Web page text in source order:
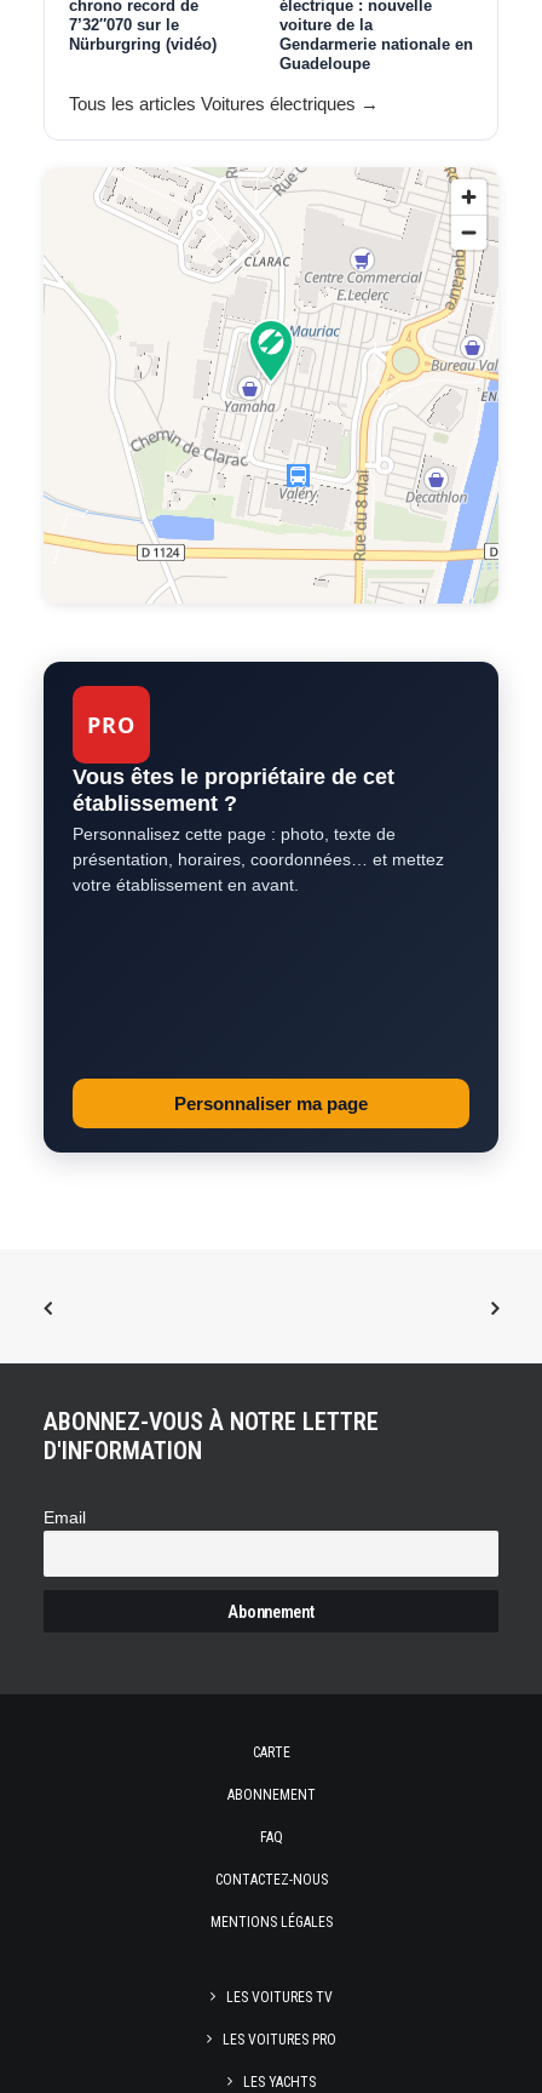
chrono record de
7’32″070 sur le
Nürburgring (vidéo)
électrique : nouvelle
voiture de la
Gendarmerie nationale en
Guadeloupe
Tous les articles Voitures électriques →
PRO
Vous êtes le propriétaire de cet
établissement ?
Personnalisez cette page : photo, texte de
présentation, horaires, coordonnées… et mettez
votre établissement en avant.
Personnaliser ma page
ABONNEZ-VOUS À NOTRE LETTRE
D'INFORMATION
Email
CARTE
ABONNEMENT
FAQ
CONTACTEZ-NOUS
MENTIONS LÉGALES
LES VOITURES TV
LES VOITURES PRO
LES YACHTS